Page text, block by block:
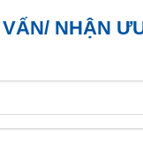
NHẬN